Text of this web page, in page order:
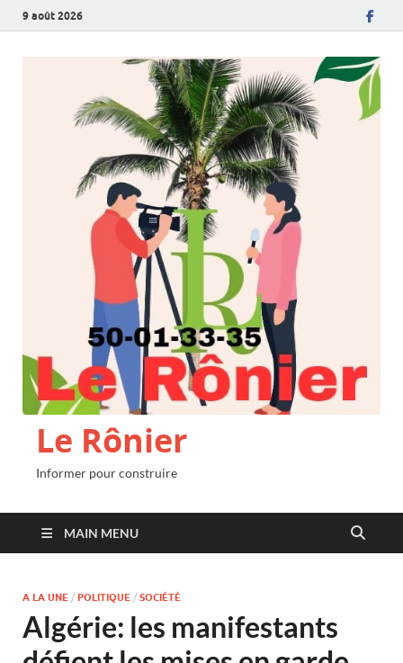
9 août 2026
Le Rônier
Informer pour construire
MAIN MENU
A LA UNE / POLITIQUE / SOCIÉTÉ
Algérie: les manifestants